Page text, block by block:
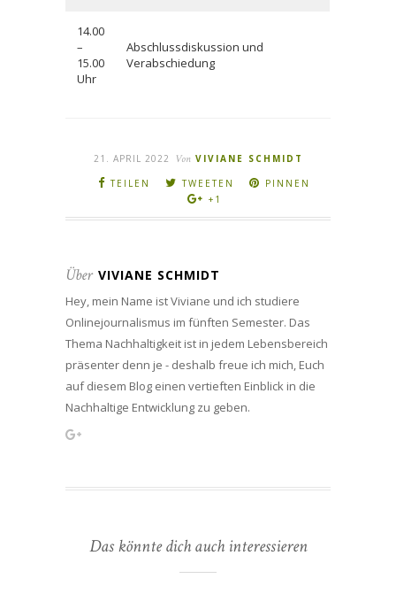
14.00
–
15.00
Uhr
Abschlussdiskussion und
Verabschiedung
21. APRIL 2022 Von VIVIANE SCHMIDT
TEILEN
TWEETEN
PINNEN
+1
Über VIVIANE SCHMIDT
Hey, mein Name ist Viviane und ich studiere
Onlinejournalismus im fünften Semester. Das
Thema Nachhaltigkeit ist in jedem Lebensbereich
präsenter denn je - deshalb freue ich mich, Euch
auf diesem Blog einen vertieften Einblick in die
Nachhaltige Entwicklung zu geben.
Das könnte dich auch interessieren